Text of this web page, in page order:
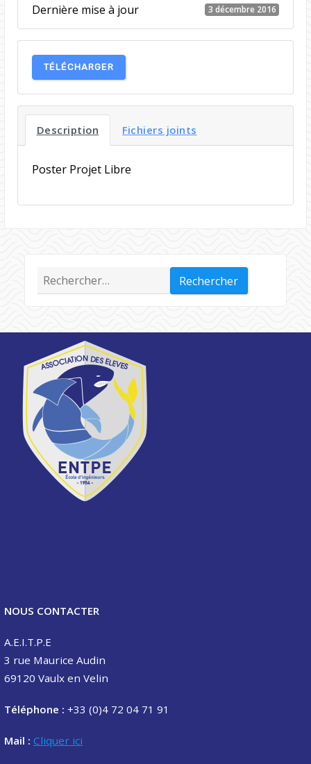
Dernière mise à jour 3 décembre 2016
TÉLÉCHARGER
Description Fichiers joints
Poster Projet Libre
Rechercher :
NOUS CONTACTER
A.E.I.T.P.E
3 rue Maurice Audin
69120 Vaulx en Velin
Téléphone : +33 (0)4 72 04 71 91
Mail : Cliquer ici